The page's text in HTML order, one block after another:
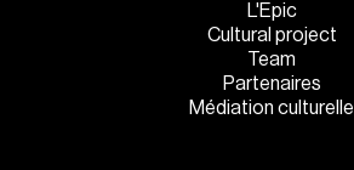
L'Epic
Cultural project
Team
Partenaires
Médiation culturelle